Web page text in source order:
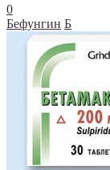
0
Бефунгин Б